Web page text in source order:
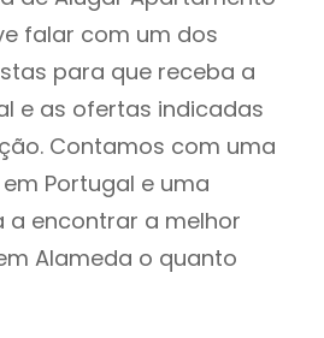
falar com um dos
para que receba a
e as ofertas indicadas
Contamos com uma
Portugal e uma
a encontrar a melhor
Alameda o quanto